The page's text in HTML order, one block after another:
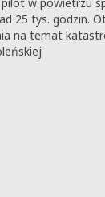
25 tys. godzin.
na temat